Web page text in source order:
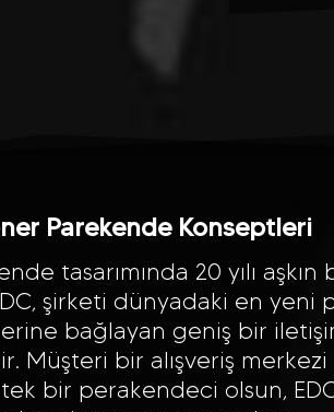
Parekende Konseptleri
tasarımında 20 yılı
şirketi dünyadaki en yeni
bağlayan geniş bir
Müşteri bir alışveriş
bir perakendeci olsun,